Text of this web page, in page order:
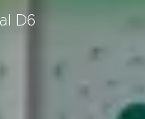
D6